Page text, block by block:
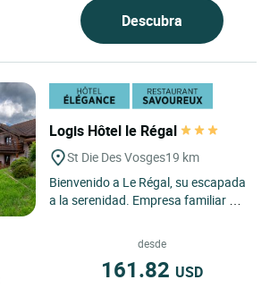
Descubra
Logis Hôtel le Régal
St Die Des Vosges19 km
Bienvenido a Le Régal, su escapada
a la serenidad. Empresa familiar en
está rodeado de...desde
161.82 USD